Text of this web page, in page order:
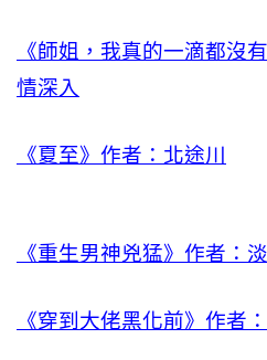
《師姐，我真的一滴都沒
情深入
《夏至》作者：北途川
《重生男神兇猛》作者：
《穿到大佬黑化前》作者